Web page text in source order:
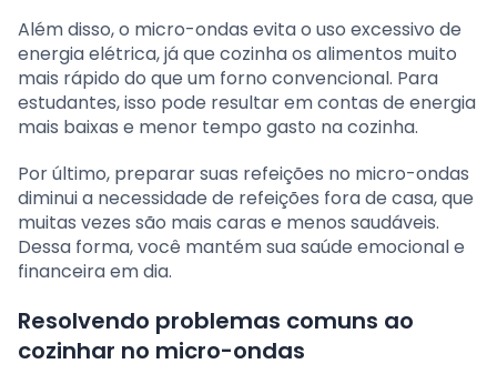
Além disso, o micro-ondas evita o uso excessivo de
energia elétrica, já que cozinha os alimentos muito
mais rápido do que um forno convencional. Para
estudantes, isso pode resultar em contas de energia
mais baixas e menor tempo gasto na cozinha.
Por último, preparar suas refeições no micro-ondas
diminui a necessidade de refeições fora de casa, que
muitas vezes são mais caras e menos saudáveis.
Dessa forma, você mantém sua saúde emocional e
financeira em dia.
Resolvendo problemas comuns ao
cozinhar no micro-ondas